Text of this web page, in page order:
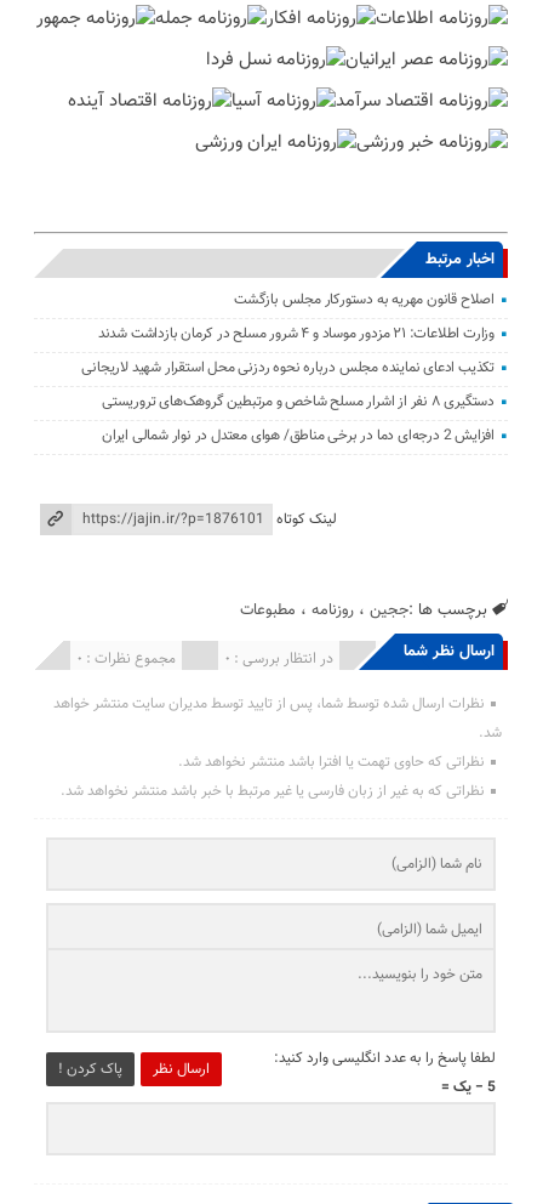
اخبار مرتبط
اصلاح قانون مهریه به دستورکار مجلس بازگشت
وزارت اطلاعات: ۲۱ مزدور موساد و ۴ شرور مسلح در کرمان بازداشت شدند
تکذیب ادعای نماینده مجلس درباره نحوه ردزنی محل استقرار شهید لاریجانی
دستگیری ۸ نفر از اشرار مسلح شاخص و مرتبطین گروهک‌های تروریستی
افزایش 2 درجه‌ای دما در برخی مناطق/ هوای معتدل در نوار شمالی ایران
لینک کوتاه
برچسب ها :ججین ،روزنامه ، مطبوعات
ارسال نظر شما مجموع نظرات : 0 در انتظار بررسی : 0 انتشار یافته : 0
نظرات ارسال شده توسط شما، پس از تایید توسط مدیران سایت منتشر خواهد
شد.
نظراتی که حاوی تهمت یا افترا باشد منتشر نخواهد شد.
نظراتی که به غیر از زبان فارسی یا غیر مرتبط با خبر باشد منتشر نخواهد شد.
ارسال نظر پاک کردن !
لطفا پاسخ را به عدد انگلیسی وارد کنید:
5 − یک =